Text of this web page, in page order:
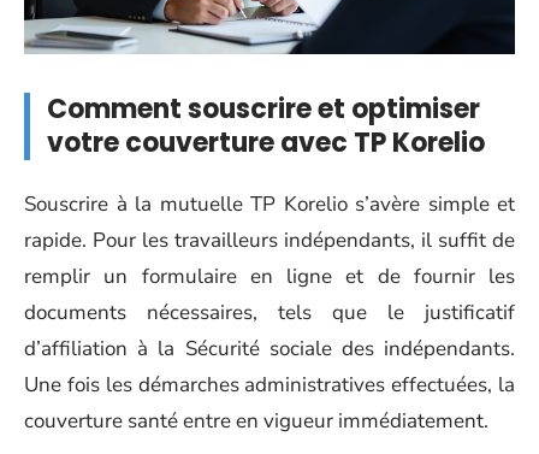
Comment souscrire et optimiser
votre couverture avec TP Korelio
Souscrire à la mutuelle TP Korelio s’avère simple et
rapide. Pour les travailleurs indépendants, il suffit de
remplir un formulaire en ligne et de fournir les
documents nécessaires, tels que le justificatif
d’affiliation à la Sécurité sociale des indépendants.
Une fois les démarches administratives effectuées, la
couverture santé entre en vigueur immédiatement.